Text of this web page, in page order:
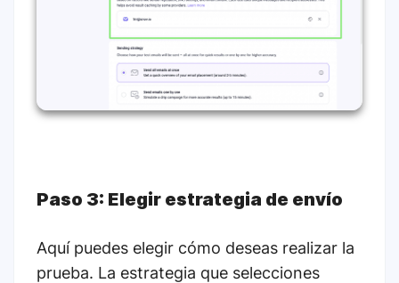
Paso 3: Elegir estrategia de envío
Aquí puedes elegir cómo deseas realizar la
prueba. La estrategia que selecciones